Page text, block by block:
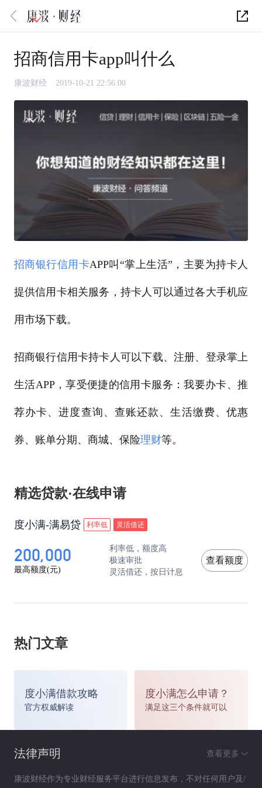
招商信用卡app叫什么
康波财经 2019-10-21 22:56:00
招商银行信用卡APP叫“掌上生活”，主要为持卡人
提供信用卡相关服务，持卡人可以通过各大手机应
用市场下载。
招商银行信用卡持卡人可以下载、注册、登录掌上
生活APP，享受便捷的信用卡服务：我要办卡、推
荐办卡、进度查询、查账还款、生活缴费、优惠
券、账单分期、商城、保险理财等。
精选贷款·在线申请
度小满-满易贷 利率低 灵活借还
200,000
最高额度(元)
利率低，额度高
极速审批
灵活借还，按日计息
查看额度
热门文章
度小满借款攻略
官方权威解读
度小满怎么申请？
满足这三个条件就可以
法律声明 查看更多
康波财经作为专业财经服务平台进行信息发布，不对任何用户及/